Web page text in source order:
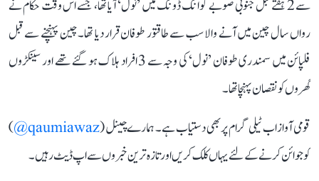
سے 2 ہفتے قبل جنوبی صوبے گوانگ ڈونگ میں ’نول‘ آیا تھا، جسے اس وقت حکام نے
رواں سال چین میں آنے والا سب سے طاقتور طوفان قرار دیا تھا۔ چین پہنچنے سے قبل
فلپائن میں سمندری طوفان ’نول‘ کی وجہ سے 3 افراد ہلاک ہو گئے تھے اور سینکڑوں
گھروں کو نقصان پہنچا تھا۔
قومی آواز اب ٹیلی گرام پر بھی دستیاب ہے۔ ہمارے چینل (qaumiawaz@
)
کو جوائن کرنے کے لئے یہاں کلک کریں اور تازہ ترین خبروں سے اپ ڈیٹ رہیں۔